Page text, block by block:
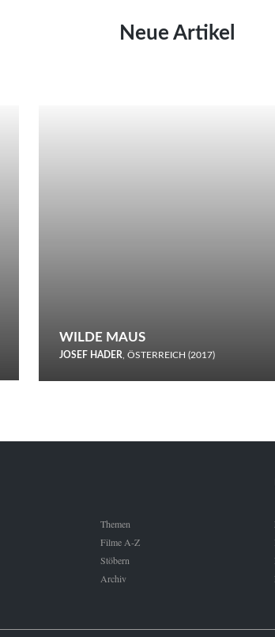
Neue Artikel
WILDE MAUS
JOSEF HADER, ÖSTERREICH (2017)
Schnee.
Themen
Filme A-Z
Stöbern
Archiv